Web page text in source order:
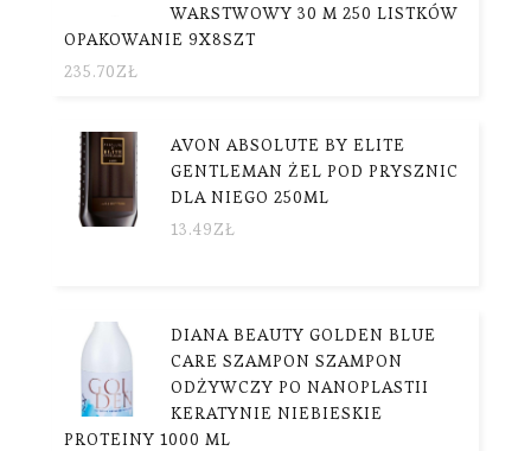
WARSTWOWY 30 M 250 LISTKÓW
OPAKOWANIE 9X8SZT
235.70ZŁ
AVON ABSOLUTE BY ELITE
GENTLEMAN ŻEL POD PRYSZNIC
DLA NIEGO 250ML
13.49ZŁ
DIANA BEAUTY GOLDEN BLUE
CARE SZAMPON SZAMPON
ODŻYWCZY PO NANOPLASTII
KERATYNIE NIEBIESKIE
PROTEINY 1000 ML